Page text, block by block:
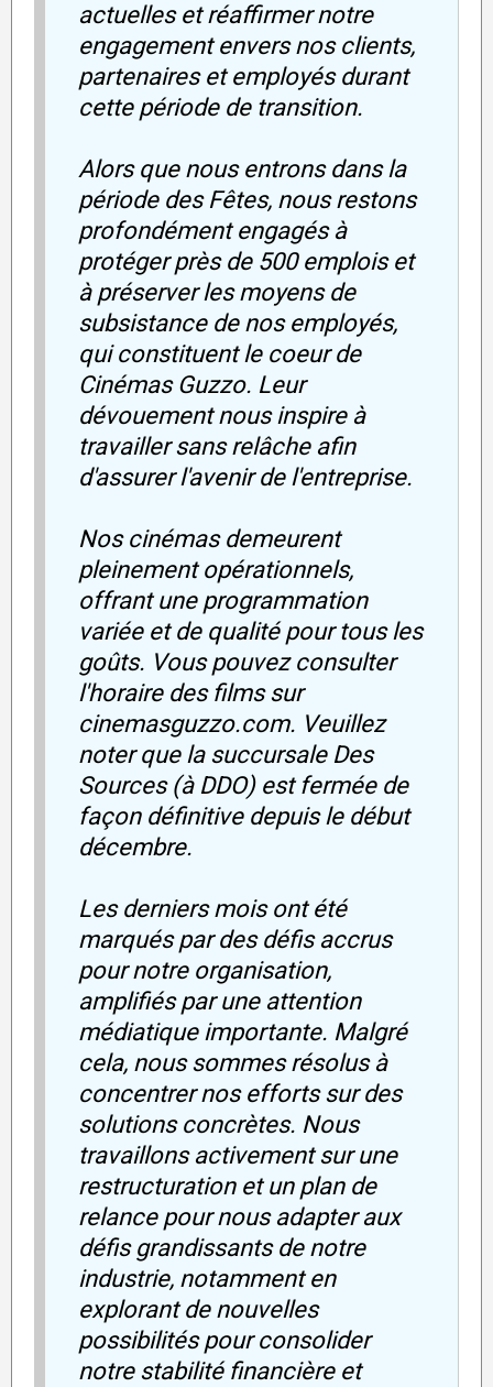
actuelles et réaffirmer notre
engagement envers nos clients,
partenaires et employés durant
cette période de transition.
Alors que nous entrons dans la
période des Fêtes, nous restons
profondément engagés à
protéger près de 500 emplois et
à préserver les moyens de
subsistance de nos employés,
qui constituent le coeur de
Cinémas Guzzo. Leur
dévouement nous inspire à
travailler sans relâche afin
d'assurer l'avenir de l'entreprise.
Nos cinémas demeurent
pleinement opérationnels,
offrant une programmation
variée et de qualité pour tous les
goûts. Vous pouvez consulter
l'horaire des films sur
cinemasguzzo.com. Veuillez
noter que la succursale Des
Sources (à DDO) est fermée de
façon définitive depuis le début
décembre.
Les derniers mois ont été
marqués par des défis accrus
pour notre organisation,
amplifiés par une attention
médiatique importante. Malgré
cela, nous sommes résolus à
concentrer nos efforts sur des
solutions concrètes. Nous
travaillons activement sur une
restructuration et un plan de
relance pour nous adapter aux
défis grandissants de notre
industrie, notamment en
explorant de nouvelles
possibilités pour consolider
notre stabilité financière et